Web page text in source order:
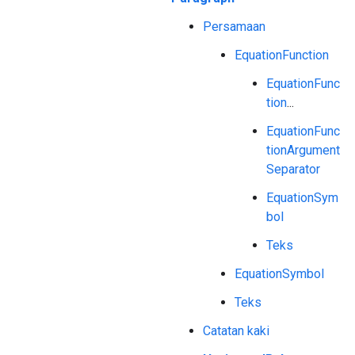
Persamaan
EquationFunction
EquationFunc
tion...
EquationFunc
tionArgument
Separator
EquationSym
bol
Teks
EquationSymbol
Teks
Catatan kaki